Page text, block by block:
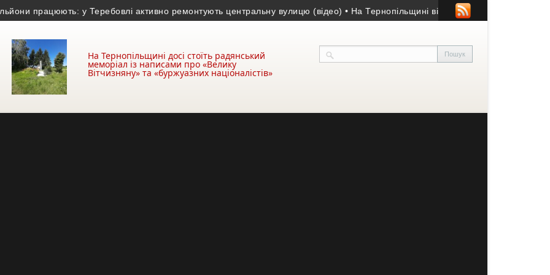
працюють: у Теребовлі активно ремонтують центральну вулицю (відео) • На Тернопільщині відбудеться товариський матч
На Тернопільщині досі стоїть радянський
меморіал із написами про «Велику
Вітчизняну» та «буржуазних націоналістів»